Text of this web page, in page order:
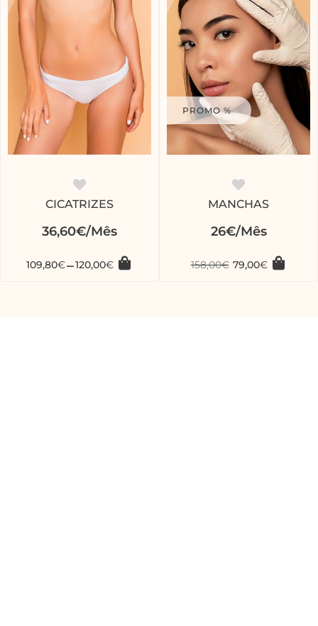
CICATRIZES
36,60€/Mês
109,80€–120,00€
PROMO %
MANCHAS
26€/Mês
158,00€ 79,00€